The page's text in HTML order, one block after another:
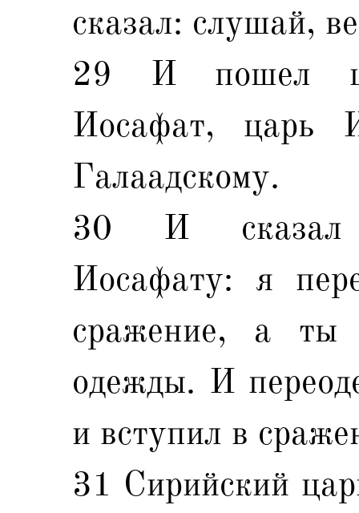
сказал: слушай,
29 И пошел
Иосафат, царь
Галаадскому.
30 И сказал
Иосафату: я
сражение, а ты
одежды. И
и вступил в
31 Сирийский